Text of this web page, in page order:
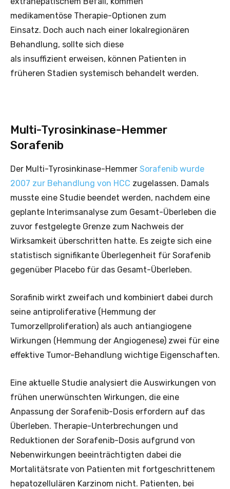
medikamentöse Therapie-Optionen zum
Einsatz. Doch auch nach einer lokalregionären
Behandlung, sollte sich diese
als insuffizient erweisen, können Patienten in
früheren Stadien systemisch behandelt werden.
Multi-Tyrosinkinase-Hemmer
Sorafenib
Der Multi-Tyrosinkinase-Hemmer Sorafenib wurde
2007 zur Behandlung von HCC zugelassen. Damals
musste eine Studie beendet werden, nachdem eine
geplante Interimsanalyse zum Gesamt-Überleben die
zuvor festgelegte Grenze zum Nachweis der
Wirksamkeit überschritten hatte. Es zeigte sich eine
statistisch signifikante Überlegenheit für Sorafenib
gegenüber Placebo für das Gesamt-Überleben.
Sorafinib wirkt zweifach und kombiniert dabei durch
seine antiproliferative (Hemmung der
Tumorzellproliferation) als auch antiangiogene
Wirkungen (Hemmung der Angiogenese) zwei für eine
effektive Tumor-Behandlung wichtige Eigenschaften.
Eine aktuelle Studie analysiert die Auswirkungen von
frühen unerwünschten Wirkungen, die eine
Anpassung der Sorafenib-Dosis erfordern auf das
Überleben. Therapie-Unterbrechungen und
Reduktionen der Sorafenib-Dosis aufgrund von
Nebenwirkungen beeinträchtigten dabei die
Mortalitätsrate von Patienten mit fortgeschrittenem
hepatozellulären Karzinom nicht. Patienten, bei